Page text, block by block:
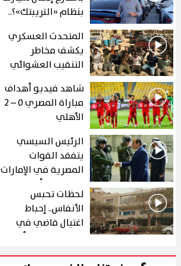
بنظام «التريبتك»؟..
المتحدث العسكري
يكشف مخاطر
التنقيب العشوائي
عن الذهب في "درع
الجنوب"
شاهد فيديو أهداف
مباراة المصري 0 – 2
الأهلي
الرئيس السيسي
يتفقد القوات
المصرية في الإمارات
خلال زيارة أخوية
لحظات تحبس
الأنفاس.. إحباط
اغتيال قاضي في
الحلقة 10 من رأس